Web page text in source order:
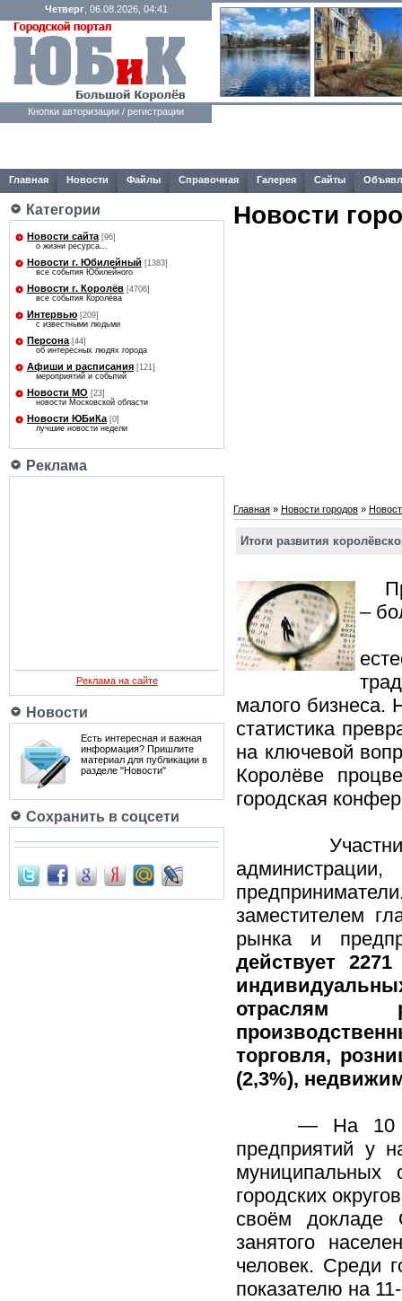
Четверг, 06.08.2026, 04:41
Кнопки авторизации / регистрации
Главная Новости Файлы Справочная Галерея Сайты
Категории
Новости сайта [96]
о жизни ресурса...
Новости г. Юбилейный [1383]
все события Юбилейного
Новости г. Королёв [4706]
все события Королёва
Интервью [209]
с известными людьми
Персона [44]
об интересных людях города
Афиши и расписания [121]
мероприятий и событий
Новости МО [23]
новости Московской области
Новости ЮБиКа [0]
лучшие новости недели
Реклама
Реклама на сайте
Новости
Есть интересная и важная
информация? Пришлите
материал для публикации в
разделе "Новости"
Сохранить в соцсети
Новости
Главная » Новости городов »
Итоги развития
–
малого бизнеса.
статистика
на ключевой
Королёве
городская
Участники
заместителем
рынка и
действует
отраслям
торговля,
(2,3%),
— На 10
предприятий у
городских
своём докладе
занятого
человек. Среди
показателю на